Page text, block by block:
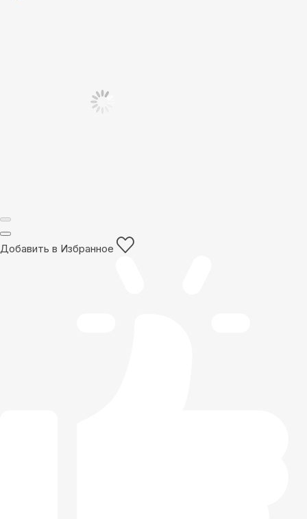
Добавить в Избранное